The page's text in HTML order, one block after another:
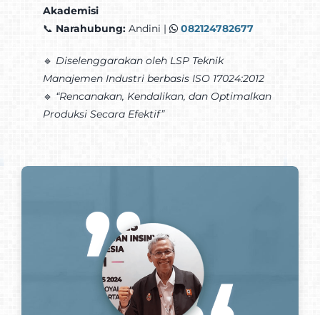
Akademisi
📞 Narahubung:Andini | 082124782677
🔹 Diselenggarakan oleh LSP Teknik
Manajemen Industri berbasis ISO 17024:2012
🔹 “Rencanakan, Kendalikan, dan Optimalkan
Produksi Secara Efektif”